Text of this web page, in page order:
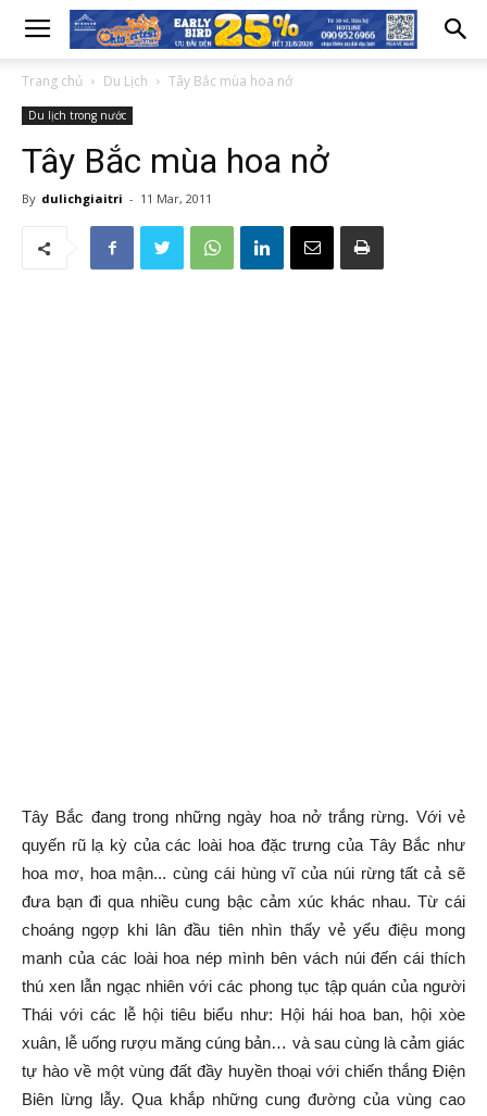
Trang chủ Du Lịch Tây Bắc mùa hoa nở
Du lịch trong nước
Tây Bắc mùa hoa nở
By dulichgiaitri - 11 Mar, 2011
Tây Bắc đang trong những ngày hoa nở trắng rừng. Với vẻ
quyến rũ lạ kỳ của các loài hoa đặc trưng của Tây Bắc như
hoa mơ, hoa mận... cùng cái hùng vĩ của núi rừng tất cả sẽ
đưa bạn đi qua nhiều cung bậc cảm xúc khác nhau. Từ cái
choáng ngợp khi lân đầu tiên nhìn thấy vẻ yểu điệu mong
manh của các loài hoa nép mình bên vách núi đến cái thích
thú xen lẫn ngạc nhiên với các phong tục tập quán của người
Thái với các lễ hội tiêu biểu như: Hội hái hoa ban, hội xòe
xuân, lễ uống rượu măng cúng bản… và sau cùng là cảm giác
tự hào về một vùng đất đầy huyền thoại với chiến thắng Điện
Biên lừng lẫy. Qua khắp những cung đường của vùng cao